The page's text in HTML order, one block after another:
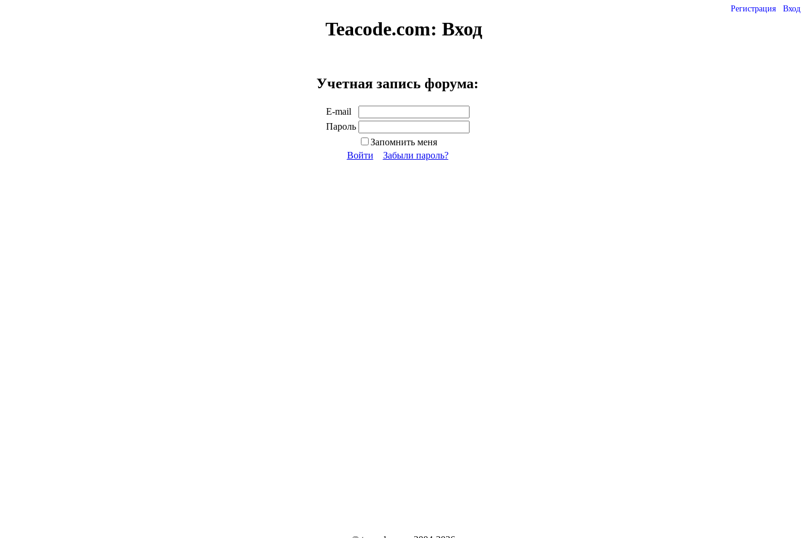
Регистрация Вход
Teacode.com: Вход
Учетная запись форума:
E-mail
Пароль
Запомнить меня
Войти
Забыли пароль?